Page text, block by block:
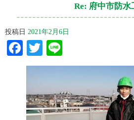
Re: 府中市防水
投稿日 2021年2月6日
Facebook
Twitter